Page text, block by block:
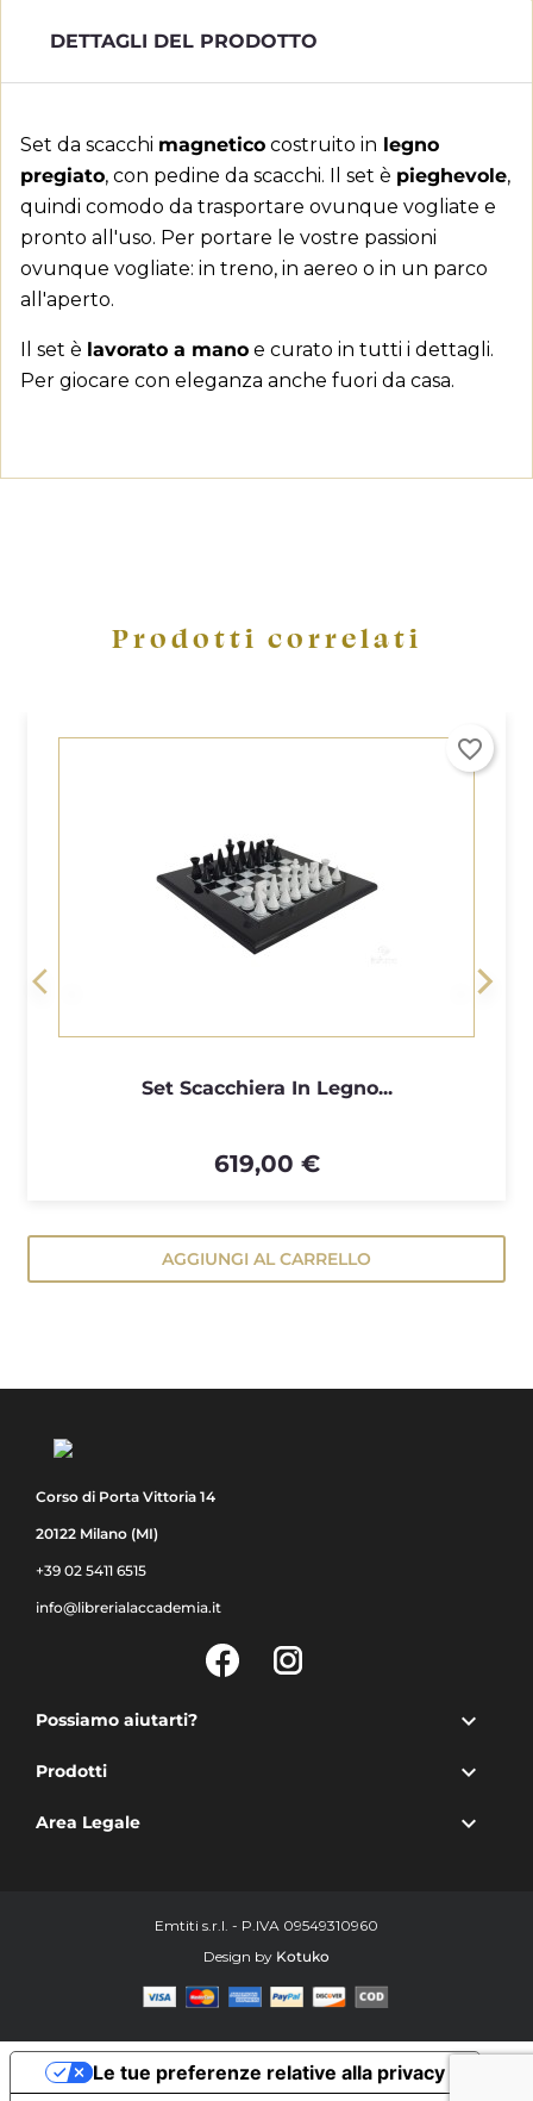
Aggiungi alla lista dei
desideri
×
add_circle_outline Crea nuova lista
Nome lista dei desideri
Accedi
Devi avere effettuato l'accesso per salvare dei
prodotti nella tua lista dei desideri.
DETTAGLI DEL PRODOTTO
Set da scacchi magnetico costruito in legno
pregiato, con pedine da scacchi. Il set è pieghevole,
quindi comodo da trasportare ovunque vogliate e
pronto all'uso. Per portare le vostre passioni
ovunque vogliate: in treno, in aereo o in un parco
all'aperto.
Il set è lavorato a mano e curato in tutti i dettagli.
Per giocare con eleganza anche fuori da casa.
Prodotti correlati
Set Scacchiera In Legno...
619,00 €
AGGIUNGI AL CARRELLO
favorite_border
Corso di Porta Vittoria 14
20122 Milano (MI)
+39 02 5411 6515
info@librerialaccademia.it
Facebook
Possiamo aiutarti? 
Prodotti 
Area Legale 
Emtiti s.r.l. - P.IVA 09549310960
Design by Kotuko
Le tue preferenze relative alla privacy